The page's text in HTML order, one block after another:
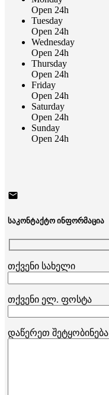
Open 24h
Tuesday
Open 24h
Wednesday
Open 24h
Thursday
Open 24h
Friday
Open 24h
Saturday
Open 24h
Sunday
Open 24h
საკონტაქტო ინფორმაცია
თქვენი სახელი
თქვენი ელ. ფოსტა
დაწერეთ შეტყობინება